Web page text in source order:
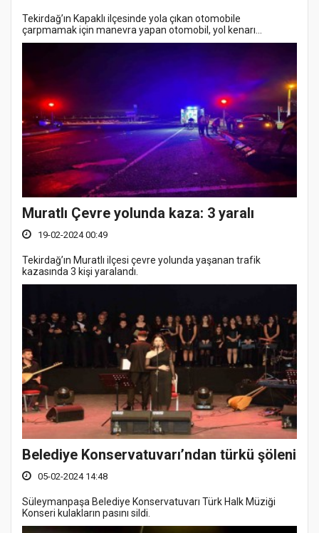
Tekirdağ’ın Kapaklı ilçesinde yola çıkan otomobile
çarpmamak için manevra yapan otomobil, yol kenarı...
Muratlı Çevre yolunda kaza: 3 yaralı
19-02-2024 00:49
Tekirdağ’ın Muratlı ilçesi çevre yolunda yaşanan trafik
kazasında 3 kişi yaralandı.
Belediye Konservatuvarı’ndan türkü şöleni
05-02-2024 14:48
Süleymanpaşa Belediye Konservatuvarı Türk Halk Müziği
Konseri kulakların pasını sildi.